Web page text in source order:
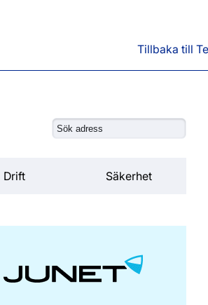
Tillbaka till
Drift Säkerhet